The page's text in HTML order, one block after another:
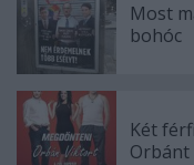
Most
bohóc
Két
Orbánt